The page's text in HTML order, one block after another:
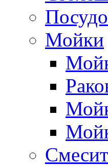
Мойки